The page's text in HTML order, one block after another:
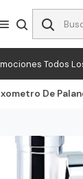
Todos
De